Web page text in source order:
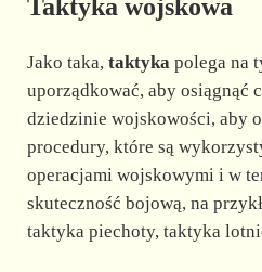
Taktyka wojskowa
Jako taka, taktyka polega na
uporządkować, aby osiągnąć
dziedzinie wojskowości, aby
procedury, które są
operacjami wojskowymi i w
skuteczność bojową, na
taktyka piechoty, taktyka